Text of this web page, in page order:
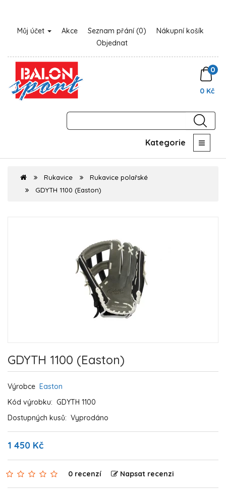
Můj účet Akce Seznam přání (0)
Nákupní košík
Objednat
0
0 Kč
Kategorie
Rukavice
Rukavice polařské
GDYTH 1100 (Easton)
GDYTH 1100 (Easton)
Výrobce Easton
Kód výrobku: GDYTH 1100
Dostupných kusů: Vyprodáno
1 450 Kč
0 recenzí Napsat recenzi